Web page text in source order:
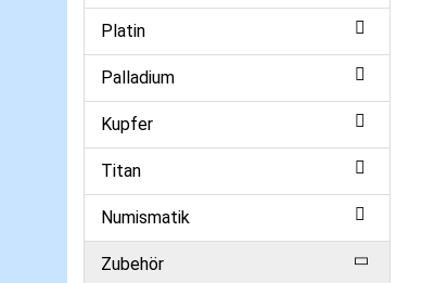
Platin
Palladium
Kupfer
Titan
Numismatik
Zubehör